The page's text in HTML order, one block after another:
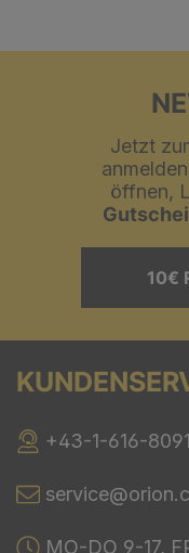
Jetzt
öffnen,
10€
+43-1-616-8091
MO-DO 9-17,